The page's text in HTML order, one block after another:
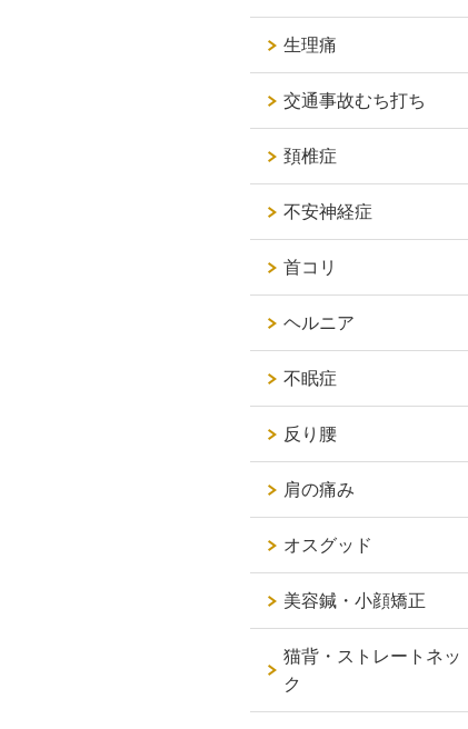
生理痛
交通事故むち打ち
頚椎症
不安神経症
首コリ
ヘルニア
不眠症
反り腰
肩の痛み
オスグッド
美容鍼・小顔矯正
猫背・ストレートネッ
ク